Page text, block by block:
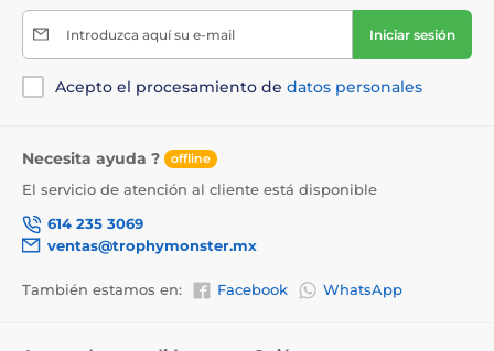
Introduzca aquí su e-mail Iniciar sesión
Acepto el procesamiento de datos personales
Necesita ayuda ? offline
El servicio de atención al cliente está disponible
614 235 3069
ventas@trophymonster.mx
También estamos en: Facebook WhatsApp